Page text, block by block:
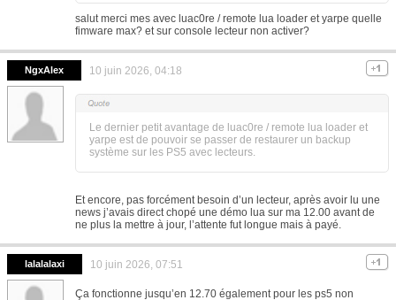
salut merci mes avec luac0re / remote lua loader et yarpe quelle
fimware max? et sur console lecteur non activer?
NgxAlex 10 juin 2026, 04:18
Le dernier petit avantage de luac0re / remote lua loader et
yarpe est de pouvoir se passer de restaurer un backup
système sur les PS5 avec lecteurs.
Et encore, pas forcément besoin d’un lecteur, après avoir lu une
news j’avais direct chopé une démo lua sur ma 12.00 avant de
ne plus la mettre à jour, l’attente fut longue mais à payé.
lalalalaxi 10 juin 2026, 07:51
Ça fonctionne jusqu’en 12.70 également pour les ps5 non